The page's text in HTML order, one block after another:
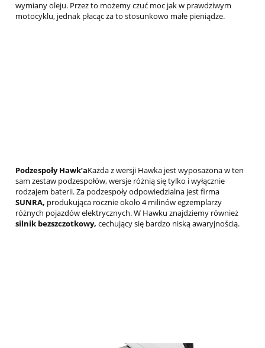
wymiany oleju. Przez to możemy czuć moc jak w prawdziwym
motocyklu, jednak płacąc za to stosunkowo małe pieniądze.
Podzespoły Hawk’aKażda z wersji Hawka jest wyposażona w ten
sam zestaw podzespołów, wersje różnią się tylko i wyłącznie
rodzajem baterii. Za podzespoły odpowiedzialna jest firma
SUNRA, produkująca rocznie około 4 milinów egzemplarzy
różnych pojazdów elektrycznych. W Hawku znajdziemy również
silnik bezszczotkowy, cechujący się bardzo niską awaryjnością.